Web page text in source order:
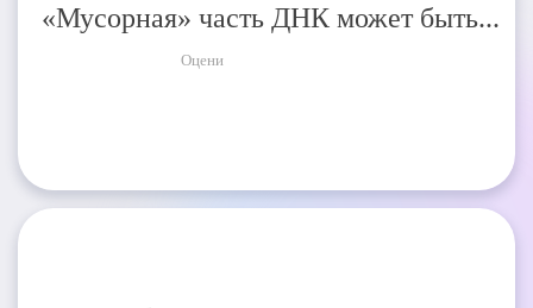
«Мусорная» часть ДНК может быть...
Оцени